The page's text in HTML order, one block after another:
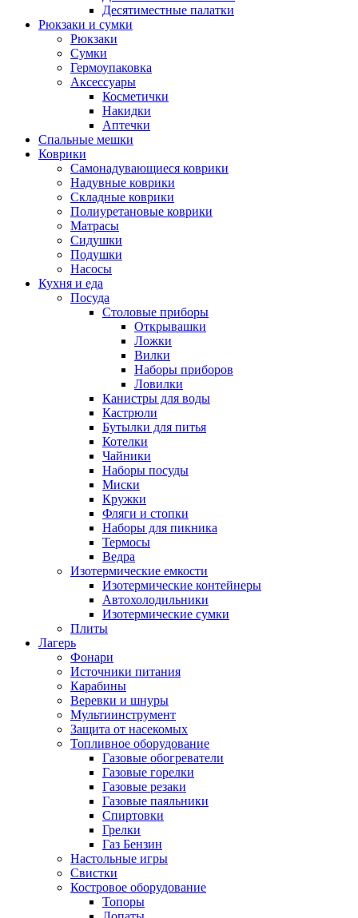
Десятиместные палатки
Рюкзаки и сумки
Рюкзаки
Сумки
Гермоупаковка
Аксессуары
Косметички
Накидки
Аптечки
Спальные мешки
Коврики
Самонадувающиеся коврики
Надувные коврики
Складные коврики
Полиуретановые коврики
Матрасы
Сидушки
Подушки
Насосы
Кухня и еда
Посуда
Столовые приборы
Открывашки
Ложки
Вилки
Наборы приборов
Ловилки
Канистры для воды
Кастрюли
Бутылки для питья
Котелки
Чайники
Наборы посуды
Миски
Кружки
Фляги и стопки
Наборы для пикника
Термосы
Ведра
Изотермические емкости
Изотермические контейнеры
Автохолодильники
Изотермические сумки
Плиты
Лагерь
Фонари
Источники питания
Карабины
Веревки и шнуры
Мультиинструмент
Защита от насекомых
Топливное оборудование
Газовые обогреватели
Газовые горелки
Газовые резаки
Газовые паяльники
Спиртовки
Грелки
Газ Бензин
Настольные игры
Свистки
Костровое оборудование
Топоры